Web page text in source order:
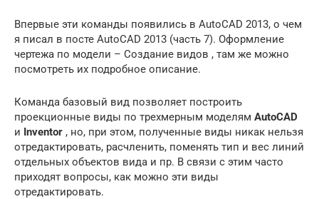
Впервые эти команды появились в AutoCAD 2013, о чем
я писал в посте AutoCAD 2013 (часть 7). Оформление
чертежа по модели – Создание видов , там же можно
посмотреть их подробное описание.
Команда базовый вид позволяет построить
проекционные виды по трехмерным моделям AutoCAD
и Inventor , но, при этом, полученные виды никак нельзя
отредактировать, расчленить, поменять тип и вес линий
отдельных объектов вида и пр. В связи с этим часто
приходят вопросы, как можно эти виды
отредактировать.